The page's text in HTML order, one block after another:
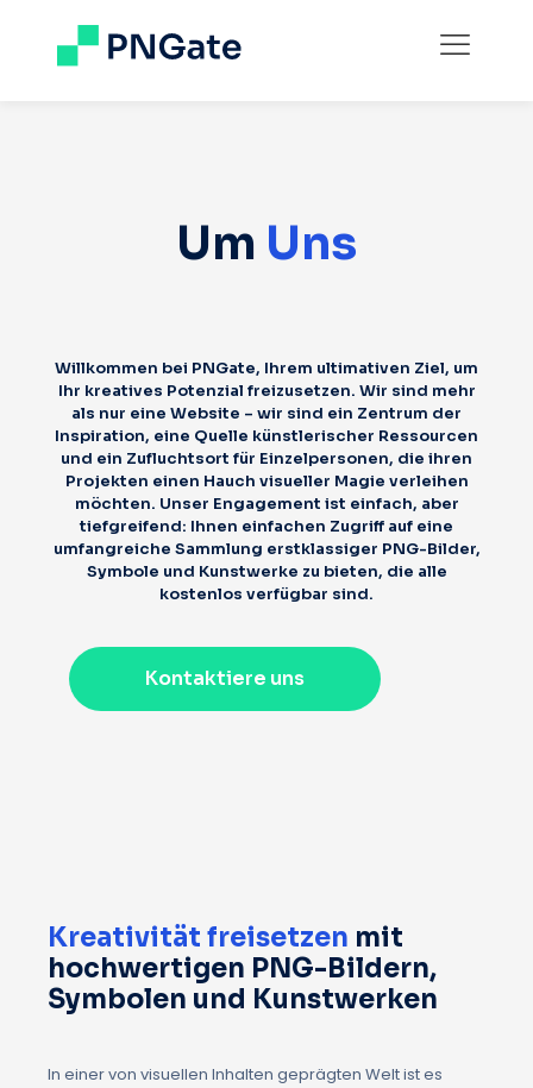
Um Uns
Willkommen bei PNGate, Ihrem ultimativen Ziel, um
Ihr kreatives Potenzial freizusetzen. Wir sind mehr
als nur eine Website – wir sind ein Zentrum der
Inspiration, eine Quelle künstlerischer Ressourcen
und ein Zufluchtsort für Einzelpersonen, die ihren
Projekten einen Hauch visueller Magie verleihen
möchten. Unser Engagement ist einfach, aber
tiefgreifend: Ihnen einfachen Zugriff auf eine
umfangreiche Sammlung erstklassiger PNG-Bilder,
Symbole und Kunstwerke zu bieten, die alle
kostenlos verfügbar sind.
Kontaktiere uns
Kreativität freisetzen mit
hochwertigen PNG-Bildern,
Symbolen und Kunstwerken
In einer von visuellen Inhalten geprägten Welt ist es